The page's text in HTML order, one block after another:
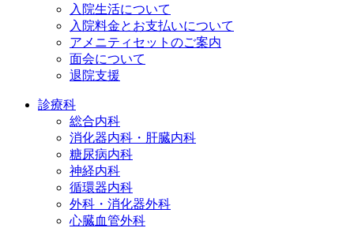
入院生活について
入院料金とお支払いについて
アメニティセットのご案内
面会について
退院支援
診療科
総合内科
消化器内科・肝臓内科
糖尿病内科
神経内科
循環器内科
外科・消化器外科
心臓血管外科